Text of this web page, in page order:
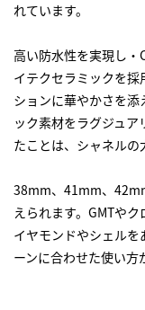
れています。
高い防水性を実現し・
イテクセラミックを
ションに華やかさを
ック素材をラグジュ
たことは、シャネルの
38mm、41mm、
えられます。GMTや
イヤモンドやシェル
ーンに合わせた使い方